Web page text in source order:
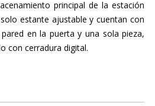
principal de la estación
estante ajustable y cuentan con
en la puerta y una sola pieza,
con cerradura digital.